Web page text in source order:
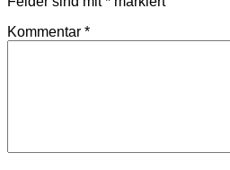
Kommentar *